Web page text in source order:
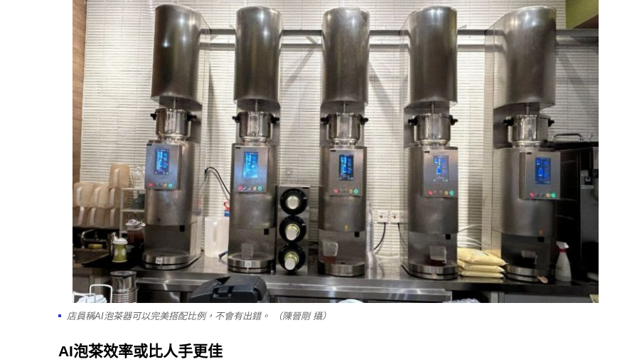
店員稱AI泡茶器可以完美搭配比例，不會有出錯。 （陳晉剛 攝）
AI泡茶效率或比人手更佳